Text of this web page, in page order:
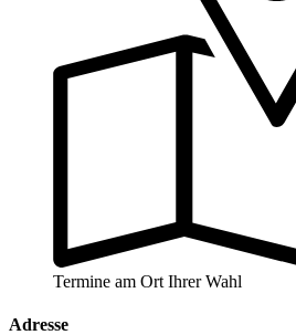
Termine am Ort Ihrer Wahl
Adresse